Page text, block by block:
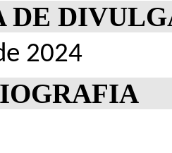
DE
2024